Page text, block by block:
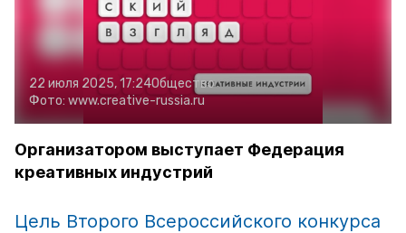
22 июля 2025, 17:24Общество
Фото: www.creative-russia.ru
Организатором выступает Федерация
креативных индустрий
Цель Второго Всероссийского конкурса